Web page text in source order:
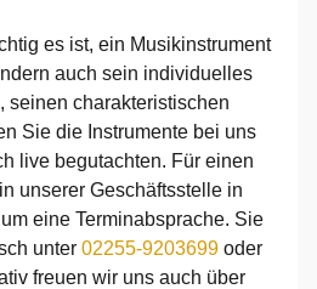
es ist, ein Musikinstrument
auch sein individuelles
seinen charakteristischen
Sie die Instrumente bei uns
live begutachten. Für einen
unserer Geschäftsstelle in
eine Terminabsprache. Sie
unter 02255-9203699 oder
freuen wir uns auch über